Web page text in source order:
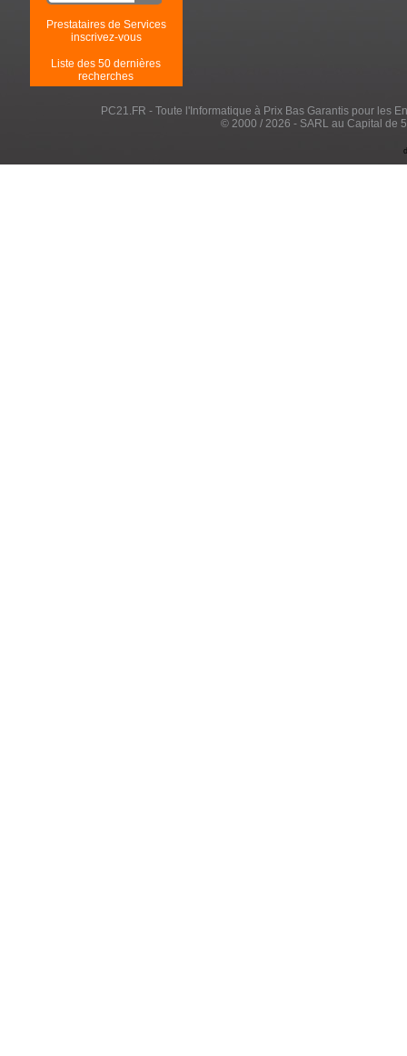
Prestataires de Services
inscrivez-vous
Liste des 50 dernières
recherches
PC21.FR - Toute l'Informatique à Prix Bas Garantis pour les
© 2000 / 2026 - SARL au Capital de